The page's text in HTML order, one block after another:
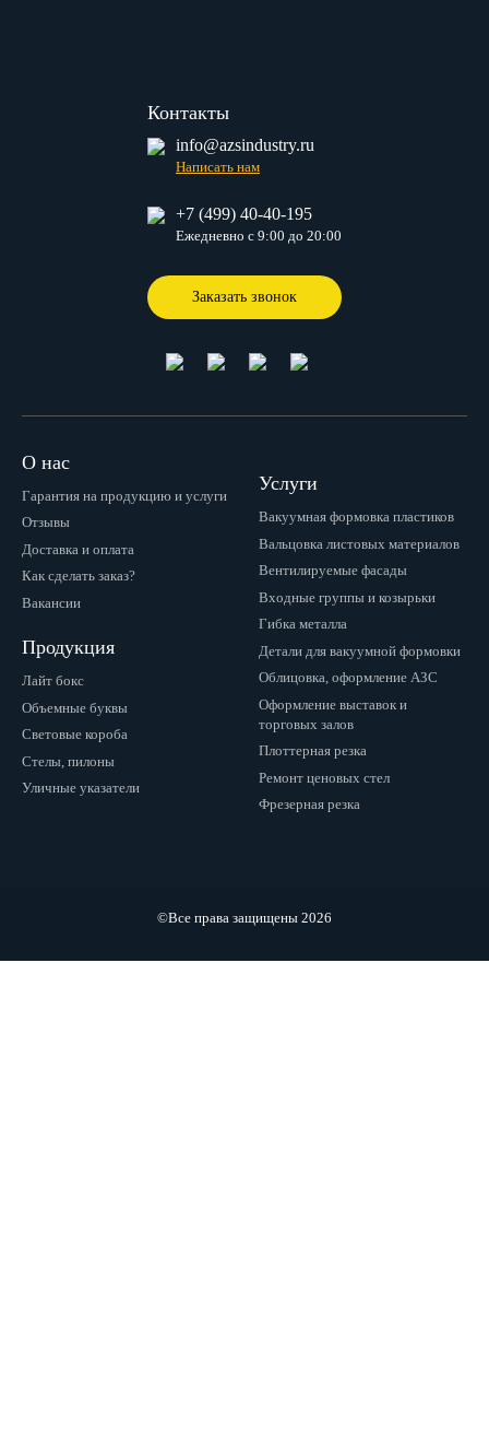
О нас
Гарантия на продукцию и услуги
Отзывы
Доставка и оплата
Как сделать заказ?
Вакансии
Продукция
Лайт бокс
Объемные буквы
Световые короба
Стелы, пилоны
Уличные указатели
Услуги
Вакуумная формовка пластиков
Вальцовка листовых материалов
Вентилируемые фасады
Входные группы и козырьки
Гибка металла
Детали для вакуумной формовки
Облицовка, оформление АЗС
Оформление выставок и
торговых залов
Плоттерная резка
Ремонт ценовых стел
Фрезерная резка
Контакты
info@azsindustry.ru
Написать нам
+7 (499) 40-40-195
Ежедневно с 9:00 до 20:00
Заказать звонок
©Все права защищены 2026